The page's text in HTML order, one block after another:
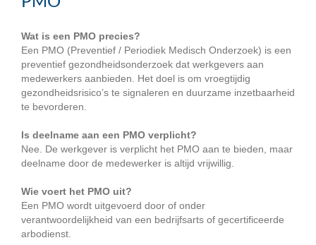
Wat is een PMO precies?
Een PMO (Preventief / Periodiek Medisch Onderzoek) is een
preventief gezondheidsonderzoek dat werkgevers aan
medewerkers aanbieden. Het doel is om vroegtijdig
gezondheidsrisico’s te signaleren en duurzame inzetbaarheid
te bevorderen.
Is deelname aan een PMO verplicht?
Nee. De werkgever is verplicht het PMO aan te bieden, maar
deelname door de medewerker is altijd vrijwillig.
Wie voert het PMO uit?
Een PMO wordt uitgevoerd door of onder
verantwoordelijkheid van een bedrijfsarts of gecertificeerde
arbodienst.